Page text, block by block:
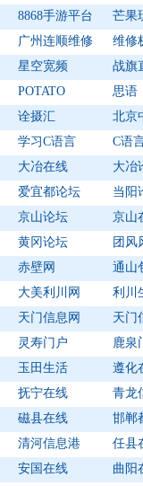
8868手游平台
芒果
广州连顺维修
维修
星空宽频
战旗
POTATO
思语
诠摄汇
北京
学习C语言
C语
大冶在线
大冶
爱宜都论坛
当阳
京山论坛
京山
黄冈论坛
团风
赤壁网
通山
大美利川网
利川
天门信息网
天门
灵寿门户
鹿泉
玉田生活
遵化
抚宁在线
青龙
磁县在线
邯郸
清河信息港
任县
安国在线
曲阳